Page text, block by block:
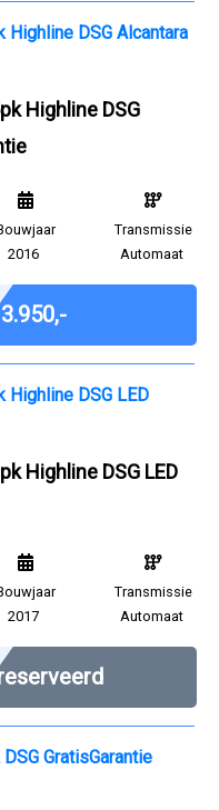
Highline DSG
2016
Transmissie
Automaat
Highline DSG LED
2017
Transmissie
Automaat